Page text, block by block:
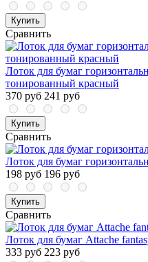
Купить
Сравнить
Лоток для бумаг
тонированный красный
370 руб 241 руб
Купить
Сравнить
Лоток для бумаг
198 руб 196 руб
Купить
Сравнить
Лоток для бумаг Attache
333 руб 223 руб